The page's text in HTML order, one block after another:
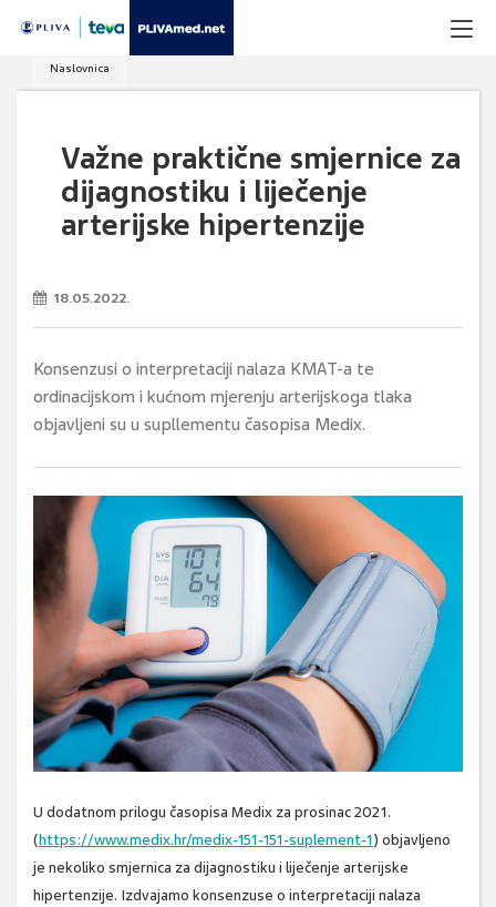
Naslovnica
Važne praktične smjernice za
dijagnostiku i liječenje
arterijske hipertenzije
18.05.2022.
Konsenzusi o interpretaciji nalaza KMAT-a te
ordinacijskom i kućnom mjerenju arterijskoga tlaka
objavljeni su u supllementu časopisa Medix.
U dodatnom prilogu časopisa Medix za prosinac 2021.
(https://www.medix.hr/medix-151-151-suplement-1) objavljeno
je nekoliko smjernica za dijagnostiku i liječenje arterijske
hipertenzije. Izdvajamo konsenzuse o interpretaciji nalaza